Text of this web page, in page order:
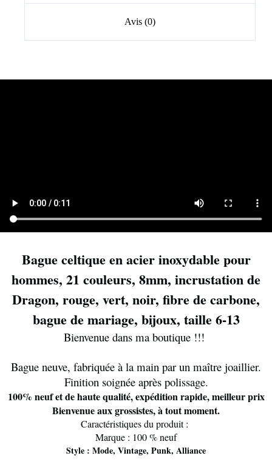
Avis (0)
Bague celtique en acier inoxydable pour
hommes, 21 couleurs, 8mm, incrustation de
Dragon, rouge, vert, noir, fibre de carbone,
bague de mariage, bijoux, taille 6-13
Bienvenue dans ma boutique !!!
Bague neuve, fabriquée à la main par un maître joaillier.
Finition soignée après polissage.
100% neuf et de haute qualité, expédition rapide, meilleur prix
Bienvenue aux grossistes, à tout moment.
Caractéristiques du produit :
Marque : 100 % neuf
Style : Mode, Vintage, Punk, Alliance